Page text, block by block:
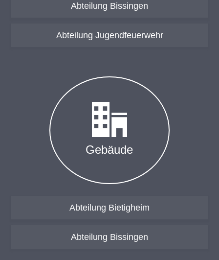
Abteilung Bissingen
Abteilung Jugendfeuerwehr
Ge­bäu­de
Abteilung Bietigheim
Abteilung Bissingen